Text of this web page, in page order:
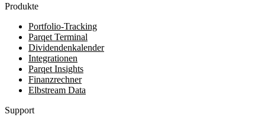
Produkte
Portfolio-Tracking
Parqet Terminal
Dividendenkalender
Integrationen
Parqet Insights
Finanzrechner
Elbstream Data
Support